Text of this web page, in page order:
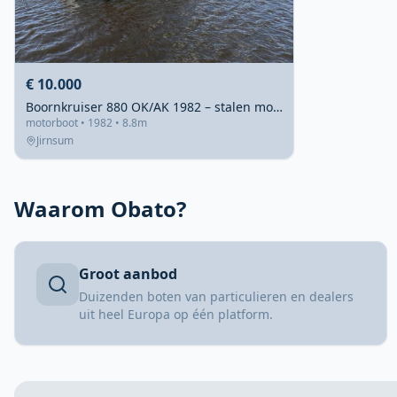
€ 10.000
Boornkruiser 880 OK/AK 1982 – stalen motorkruiser met 4 hutten
motorboot • 1982 • 8.8m
Jirnsum
Waarom Obato?
Groot aanbod
Duizenden boten van particulieren en dealers
uit heel Europa op één platform.